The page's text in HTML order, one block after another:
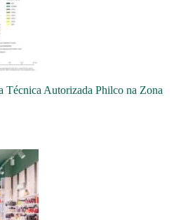
Técnica Autorizada Philco na Zona